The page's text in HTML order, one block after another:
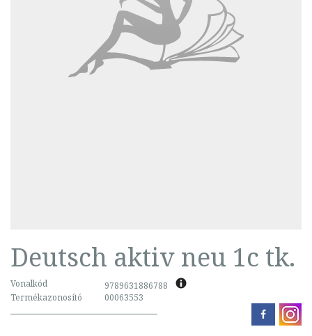
Deutsch aktiv neu 1c tk.
Vonalkód
9789631886788
Termékazonosító
00063553